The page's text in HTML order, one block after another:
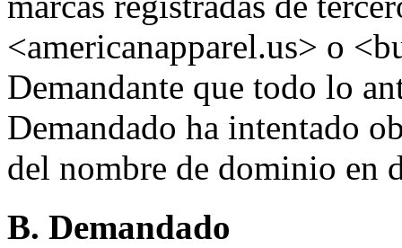
<americanapparel.us> o
Demandante que todo lo
Demandado ha intentado
del nombre de dominio en
B. Demandado